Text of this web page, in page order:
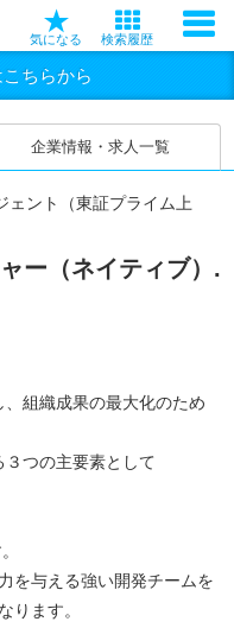
気になる 検索履歴
ちらから
企業情報・求人一覧
ェント（東証プライム上
ー（ネイティブ）.
組織成果の最大化のため
つの主要素として
を与える強い開発チームを
ります。